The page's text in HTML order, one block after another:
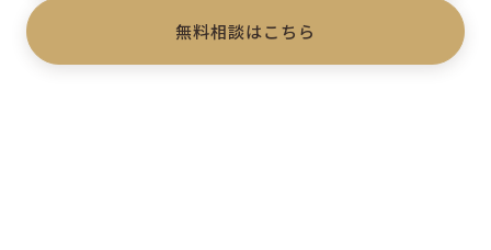
無料相談はこちら